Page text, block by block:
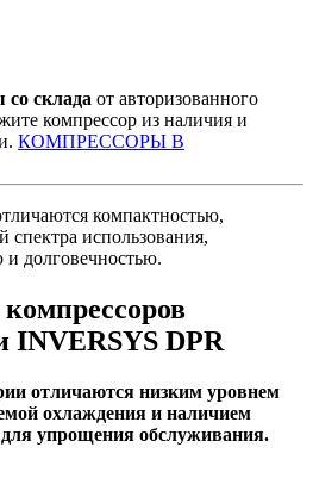
со склада от авторизованного
компрессор из наличия и
КОМПРЕССОРЫ В
компактностью,
использования,
долговечностью.
INVERSYS DPR
отличаются низким уровнем
охлаждения и наличием
упрощения обслуживания.